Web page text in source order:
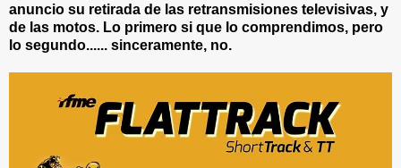
anuncio su retirada de las retransmisiones televisivas, y
de las motos. Lo primero si que lo comprendimos, pero
lo segundo...... sinceramente, no.